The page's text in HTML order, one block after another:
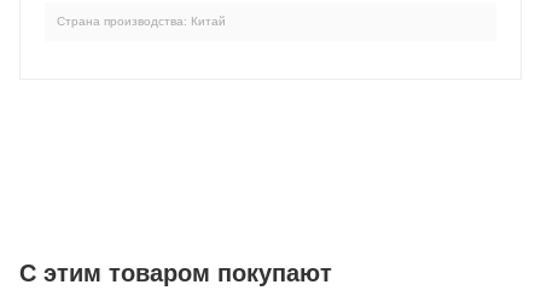
Страна производства: Китай
C этим товаром покупают